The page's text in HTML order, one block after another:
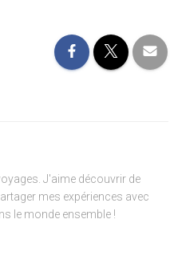
J'aime découvrir de
mes expériences avec
le monde ensemble !